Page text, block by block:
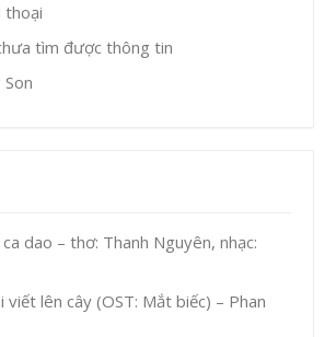
thoại
tìm được thông tin
Son
dao – thơ: Thanh Nguyên, nhạc:
viết lên cây (OST: Mắt biếc) – Phan